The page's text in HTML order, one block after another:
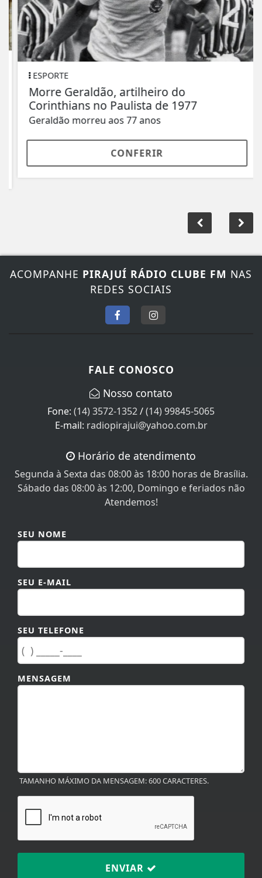
ESPORTE
Morre Geraldão, artilheiro do
Corinthians no Paulista de 1977
Geraldão morreu aos 77 anos
CONFERIR
REDES SOCIAIS
(14) 3572-1352/(14) 99845-5065
E-mail:radiopirajui@yahoo.com.br
Segunda à Sexta das 08:00 às 18:00 horas de Brasília.
Sábado das 08:00 às 12:00, Domingo e feriados não
Atendemos!
SEU E-MAIL
SEU TELEFONE
MENSAGEM
ENVIAR